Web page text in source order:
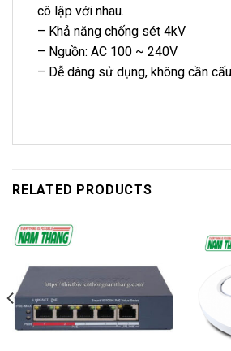
cô lập với nhau.
– Khả năng chống sét 4kV
– Nguồn: AC 100 ~ 240V
– Dễ dàng sử dụng, không cần
RELATED PRODUCTS